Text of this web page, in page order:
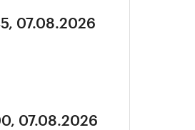
07.08.2026
07.08.2026